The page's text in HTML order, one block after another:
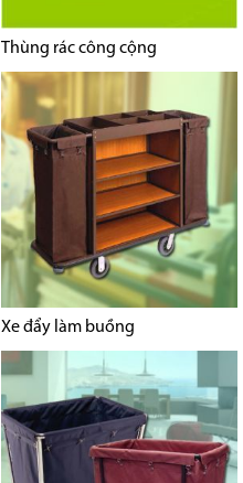
Thùng rác công cộng
Xe đẩy làm buồng